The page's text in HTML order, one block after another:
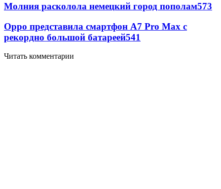
Молния расколола немецкий город пополам573
Oppo представила смартфон A7 Pro Max с
рекордно большой батареей541
Читать комментарии